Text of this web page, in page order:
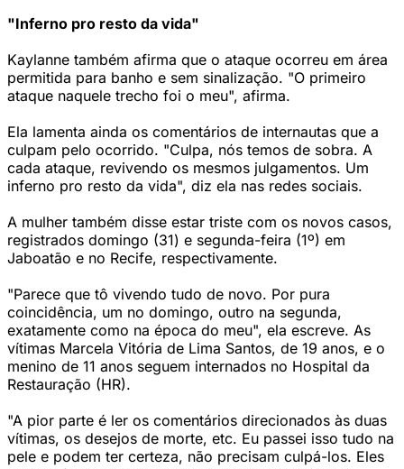
"Inferno pro resto da vida"
Kaylanne também afirma que o ataque ocorreu em área
permitida para banho e sem sinalização. "O primeiro
ataque naquele trecho foi o meu", afirma.
Ela lamenta ainda os comentários de internautas que a
culpam pelo ocorrido. "Culpa, nós temos de sobra. A
cada ataque, revivendo os mesmos julgamentos. Um
inferno pro resto da vida", diz ela nas redes sociais.
A mulher também disse estar triste com os novos casos,
registrados domingo (31) e segunda-feira (1º) em
Jaboatão e no Recife, respectivamente.
"Parece que tô vivendo tudo de novo. Por pura
coincidência, um no domingo, outro na segunda,
exatamente como na época do meu", ela escreve. As
vítimas Marcela Vitória de Lima Santos, de 19 anos, e o
menino de 11 anos seguem internados no Hospital da
Restauração (HR).
"A pior parte é ler os comentários direcionados às duas
vítimas, os desejos de morte, etc. Eu passei isso tudo na
pele e podem ter certeza, não precisam culpá-los. Eles